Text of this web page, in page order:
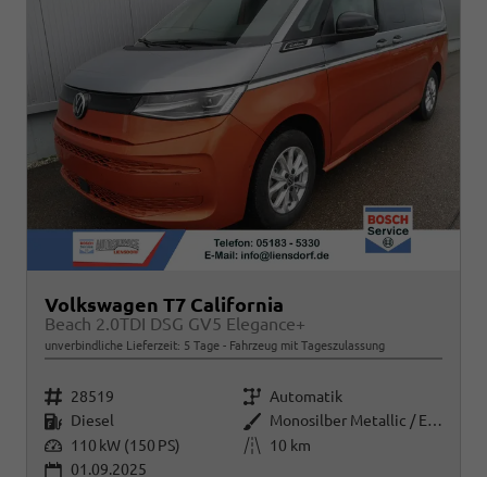
Volkswagen T7 California
Beach 2.0TDI DSG GV5 Elegance+
unverbindliche Lieferzeit: 5 Tage Fahrzeug mit Tageszulassung
Fahrzeugnr. 28519 Getriebe Automatik
Kraftstoff Diesel Außenfarbe
Monosilber Metallic / Energeticorange Metallic
Leistung 110 kW (150 PS) Kilometerstand
10 km
01.09.2025